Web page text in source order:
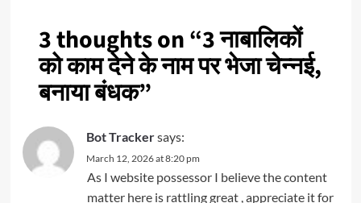
3 thoughts on “3 नाबालिकों
को काम देने के नाम पर भेजा चेन्नई,
बनाया बंधक”
Bot Trackersays:
March 12, 2026 at 8:20 pm
As I website possessor I believe the content
matter here is rattling great , appreciate it for